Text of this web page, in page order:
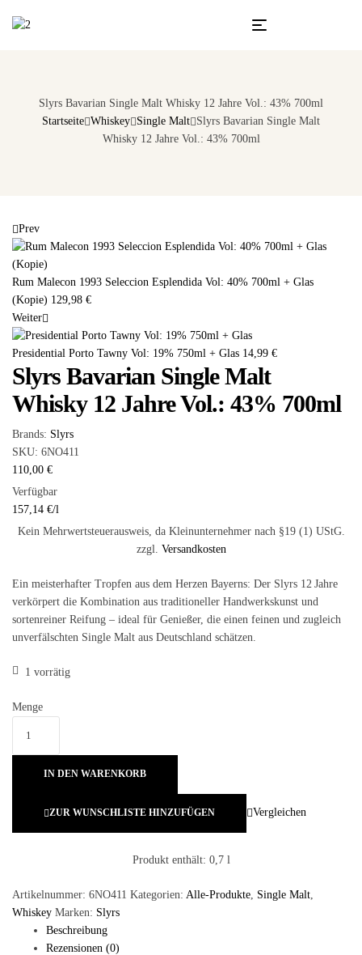
Slyrs Bavarian Single Malt Whisky 12 Jahre Vol.: 43% 700ml
Startseite Whiskey Single Malt Slyrs Bavarian Single Malt
Whisky 12 Jahre Vol.: 43% 700ml
Prev
Rum Malecon 1993 Seleccion Esplendida Vol: 40% 700ml + Glas
(Kopie) 129,98 €
Weiter
Presidential Porto Tawny Vol: 19% 750ml + Glas 14,99 €
Slyrs Bavarian Single Malt
Whisky 12 Jahre Vol.: 43% 700ml
Brands: Slyrs
SKU: 6NO411
110,00 €
Verfügbar
157,14 €/l
Kein Mehrwertsteuerausweis, da Kleinunternehmer nach §19 (1) UStG.
zzgl. Versandkosten
Ein meisterhafter Tropfen aus dem Herzen Bayerns: Der Slyrs 12 Jahre
verkörpert die Kombination aus traditioneller Handwerkskunst und
sortenreiner Reifung – ideal für Genießer, die einen feinen und zugleich
unverfälschten Single Malt aus Deutschland schätzen.
1 vorrätig
Menge
IN DEN WARENKORB
ZUR WUNSCHLISTE HINZUFÜGEN Vergleichen
Produkt enthält: 0,7 l
Artikelnummer: 6NO411 Kategorien: Alle-Produkte Single Malt
Whiskey Marken: Slyrs
Beschreibung
Rezensionen (0)